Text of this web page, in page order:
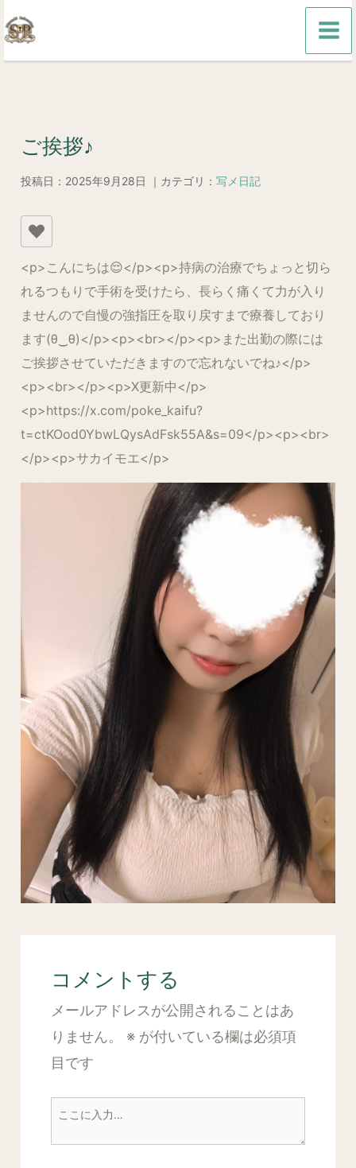
容
を
ご挨拶♪
投稿日：2025年9月28日 ｜カテゴリ： 写メ日記
<p>こんにちは😌</p><p>持病の治療でちょっと切ら
れるつもりで手術を受けたら、長らく痛くて力が入り
ませんので自慢の強指圧を取り戻すまで療養しており
ます(⁠θ⁠‿⁠θ⁠)</p><p><br></p><p>また出勤の際には
ご挨拶させていただきますので忘れないでね♪</p>
<p><br></p><p>X更新中</p>
<p>https://x.com/poke_kaifu?
t=ctKOod0YbwLQysAdFsk55A&s=09</p><p><br>
</p><p>サカイモエ</p>
コメントする
メールアドレスが公開されることはあ
りません。
※ が付いている欄は必須項
目です
こ